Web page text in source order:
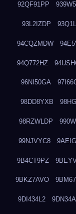
92QF91PP
93L2IZDP
94CQZMDW
94Q772HZ
96NI50GA
98DD8YXB
98RZWLDP
99NJVYC8
9B4CT9PZ
9BKZ7AVO
9DI434L2